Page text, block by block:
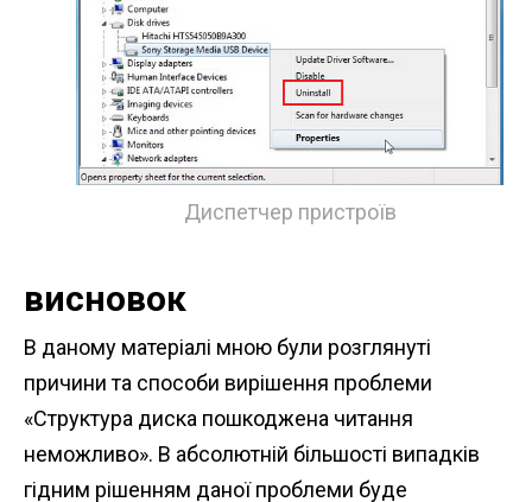
Диспетчер пристроїв
висновок
В даному матеріалі мною були розглянуті
причини та способи вирішення проблеми
«Структура диска пошкоджена читання
неможливо». В абсолютній більшості випадків
гідним рішенням даної проблеми буде